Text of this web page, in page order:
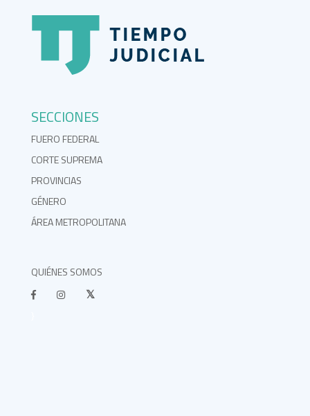
SECCIONES
FUERO FEDERAL
CORTE SUPREMA
PROVINCIAS
GÉNERO
ÁREA METROPOLITANA
QUIÉNES SOMOS